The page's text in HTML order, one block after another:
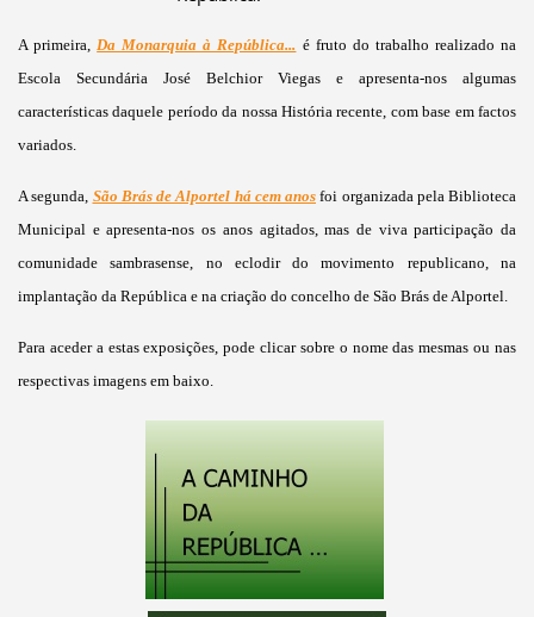
A primeira, Da Monarquia à República... é fruto do trabalho realizado na
Escola Secundária José Belchior Viegas e apresenta-nos algumas
características daquele período da nossa História recente, com base em factos
variados.
A segunda, São Brás de Alportel há cem anos foi organizada pela Biblioteca
Municipal e apresenta-nos os anos agitados, mas de viva participação da
comunidade sambrasense, no eclodir do movimento republicano, na
implantação da República e na criação do concelho de São Brás de Alportel.
Para aceder a estas exposições, pode clicar sobre o nome das mesmas ou nas
respectivas imagens em baixo.